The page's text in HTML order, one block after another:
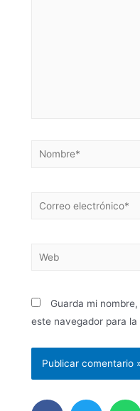
Guarda mi
este navegador para